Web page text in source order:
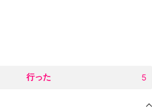
行った 5